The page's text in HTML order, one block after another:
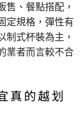
售、餐點搭配，
定規格，彈性有
制式杯裝為主，
業者而言較不合
真的越划